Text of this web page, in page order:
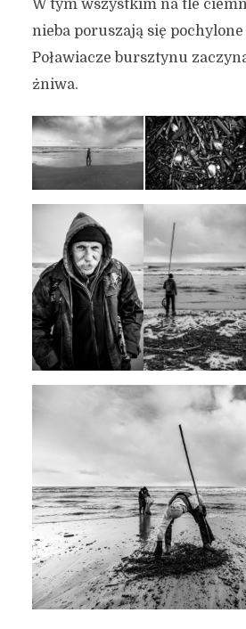
W tym wszystkim na tle
nieba poruszają się
Poławiacze bursztynu
żniwa.